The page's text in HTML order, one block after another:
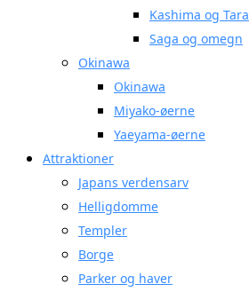
Kashima og Tara
Saga og omegn
Okinawa
Okinawa
Miyako-øerne
Yaeyama-øerne
Attraktioner
Japans verdensarv
Helligdomme
Templer
Borge
Parker og haver